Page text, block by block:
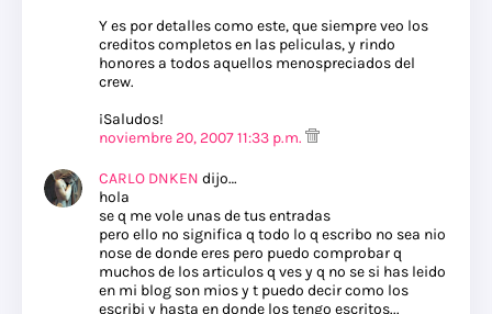
Y es por detalles como este, que siempre veo los
creditos completos en las peliculas, y rindo
honores a todos aquellos menospreciados del
crew.
¡Saludos!
noviembre 20, 2007 11:33 p.m.
CARLO DNKEN dijo…
hola
se q me vole unas de tus entradas
pero ello no significa q todo lo q escribo no sea nio
nose de donde eres pero puedo comprobar q
muchos de los articulos q ves y q no se si has leido
en mi blog son mios y t puedo decir como los
escribi y hasta en donde los tengo escritos...